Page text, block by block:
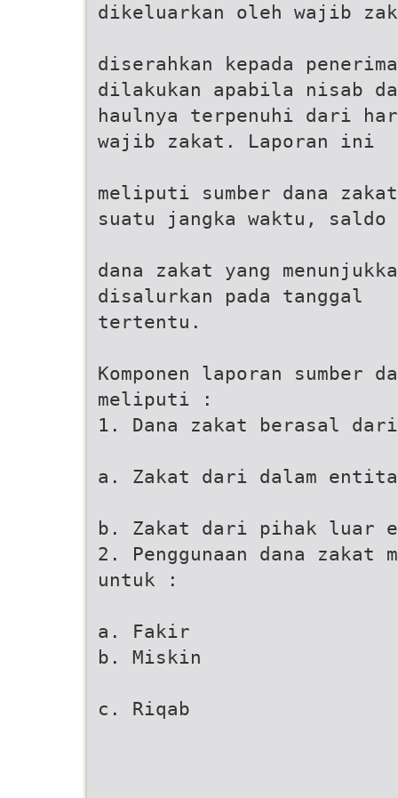
dikeluarkan oleh wajib
diserahkan kepada
dilakukan apabila nisab
haulnya terpenuhi dari
wajib zakat. Laporan ini
meliputi sumber dana
suatu jangka waktu, saldo
dana zakat yang
disalurkan pada tanggal
tertentu.
Komponen laporan sumber
meliputi :
1. Dana zakat berasal
a. Zakat dari dalam
b. Zakat dari pihak luar
2. Penggunaan dana
untuk :
a. Fakir
b. Miskin
c. Riqab